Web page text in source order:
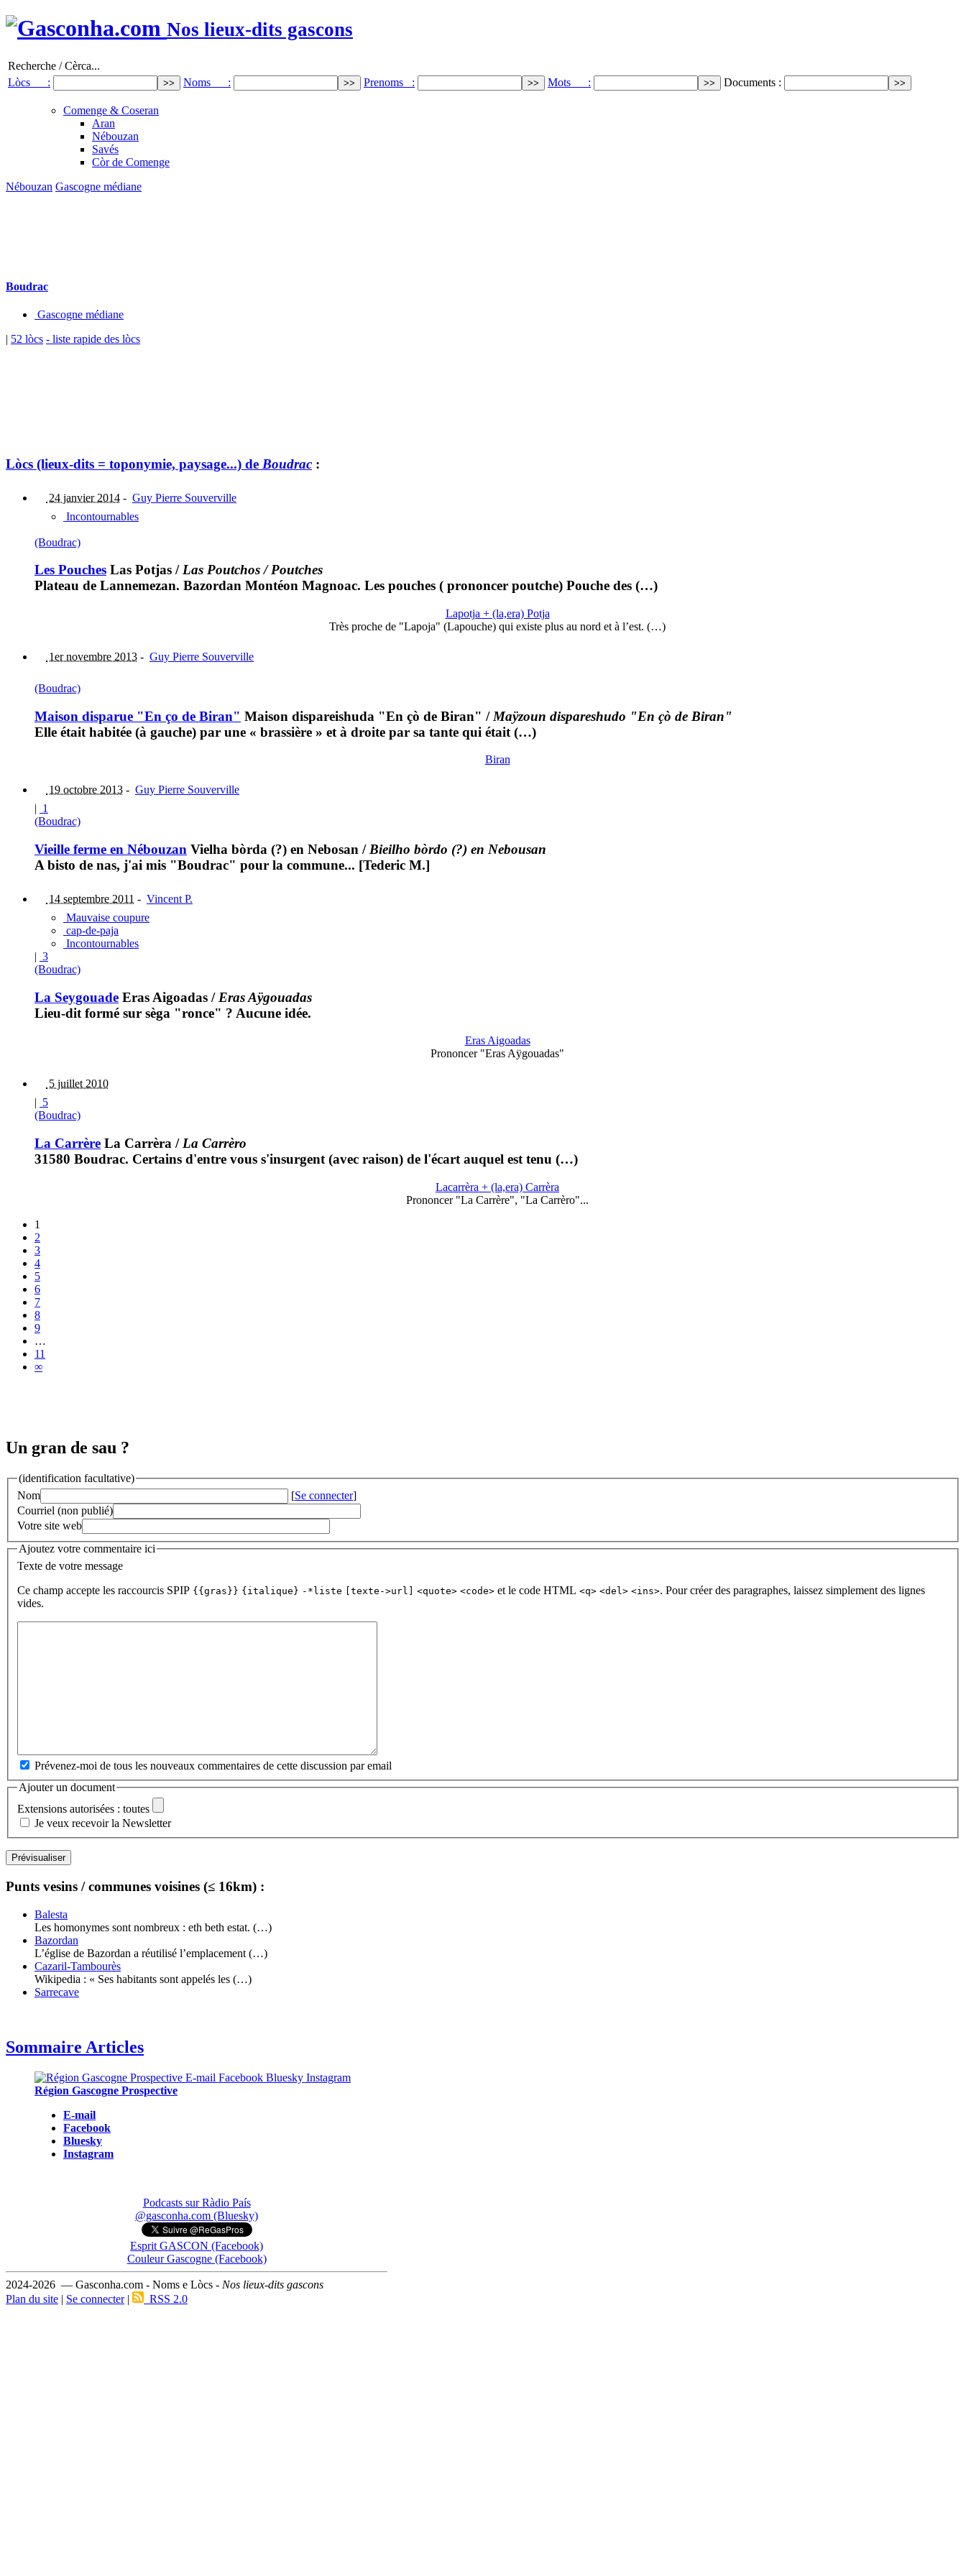
Nos lieux-dits gascons
Recherche / Cèrca...
Lòcs :
Noms : Prenoms : Mots : Documents :
Comenge & Coseran
Aran
Nébouzan
Savés
Còr de Comenge
Nébouzan Gascogne médiane
Boudrac
Gascogne médiane
| 52 lòcs - liste rapide des lòcs
Lòcs (lieux-dits = toponymie, paysage...) de Boudrac :
24 janvier 2014 - Guy Pierre Souverville
Incontournables
(Boudrac)
Les Pouches Las Potjas /Las Poutchos / Poutches
Plateau de Lannemezan. Bazordan Montéon Magnoac. Les pouches ( prononcer poutche) Pouche des (…)
Lapotja + (la,era) Potja
Très proche de "Lapoja" (Lapouche) qui existe plus au nord et à l’est. (…)
1er novembre 2013 - Guy Pierre Souverville
(Boudrac)
Maison disparue "En ço de Biran" Maison dispareishuda "En çò de Biran" / Maÿzoun dispareshudo "En çò de Biran"
Elle était habitée (à gauche) par une « brassière » et à droite par sa tante qui était (…)
Biran
19 octobre 2013 - Guy Pierre Souverville
| 1
(Boudrac)
Vieille ferme en Nébouzan Vielha bòrda (?) en Nebosan / Bieilho bòrdo (?) en Nebousan
A bisto de nas, j'ai mis "Boudrac" pour la commune... [Tederic M.]
14 septembre 2011 - Vincent P.
Mauvaise coupure
cap-de-paja
Incontournables
| 3
(Boudrac)
La Seygouade Eras Aigoadas / Eras Aÿgouadas
Lieu-dit formé sur sèga "ronce" ? Aucune idée.
Eras Aigoadas
Prononcer "Eras Aÿgouadas"
5 juillet 2010
| 5
(Boudrac)
La Carrère La Carrèra / La Carrèro
31580 Boudrac. Certains d'entre vous s'insurgent (avec raison) de l'écart auquel est tenu (…)
Lacarrèra + (la,era) Carrèra
Prononcer "La Carrère", "La Carrèro"...
1
2
3
4
5
6
7
8
9
…
11
∞
Un gran de sau ?
(identification facultative)
Nom
[Se connecter]
Courriel (non publié)
Votre site web
Ajoutez votre commentaire ici
Texte de votre message
Ce champ accepte les raccourcis SPIP {{gras}} {italique} -*liste [texte->url] <quote> <code> et le code HTML <q> <del> <ins>. Pour créer des paragraphes, laissez simplement des lignes
vides.
Prévenez-moi de tous les nouveaux commentaires de cette discussion par email
Ajouter un document
Extensions autorisées : toutes
Je veux recevoir la Newsletter
Punts vesins / communes voisines (≤ 16km) :
Balesta
Les homonymes sont nombreux : eth beth estat. (…)
Bazordan
L’église de Bazordan a réutilisé l’emplacement (…)
Cazaril-Tambourès
Wikipedia : « Ses habitants sont appelés les (…)
Sarrecave
Sommaire Articles
Région Gascogne Prospective
E-mail
Facebook
Bluesky
Instagram
Podcasts sur Ràdio País
@gasconha.com (Bluesky)
Esprit GASCON (Facebook)
Couleur Gascogne (Facebook)
2024-2026 — Gasconha.com - Noms e Lòcs - Nos lieux-dits gascons
Plan du site | Se connecter| RSS 2.0